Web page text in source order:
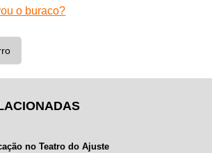
o buraco?
no Teatro do Ajuste